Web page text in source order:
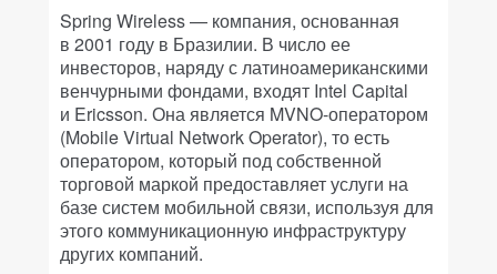
Spring Wireless — компания, основанная
в 2001 году в Бразилии. В число ее
инвесторов, наряду с латиноамериканскими
венчурными фондами, входят Intel Capital
и Ericsson. Она является MVNO-оператором
(Mobile Virtual Network Operator), то есть
оператором, который под собственной
торговой маркой предоставляет услуги на
базе систем мобильной связи, используя для
этого коммуникационную инфраструктуру
других компаний.